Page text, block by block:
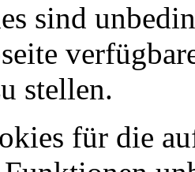
sind
stellen.
für die